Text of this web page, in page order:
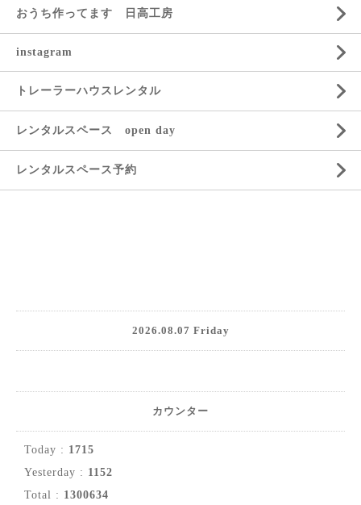
おうち作ってます 日高工房
instagram
トレーラーハウスレンタル
レンタルスペース open day
レンタルスペース予約
2026.08.07 Friday
カウンター
Today : 1715
Yesterday : 1152
Total : 1300634